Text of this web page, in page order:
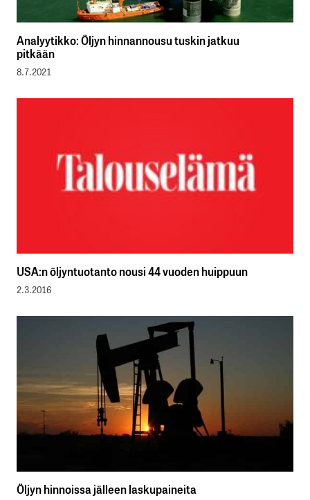
Analyytikko: Öljyn hinnannousu tuskin jatkuu
pitkään
8.7.2021
USA:n öljyntuotanto nousi 44 vuoden huippuun
2.3.2016
Öljyn hinnoissa jälleen laskupaineita